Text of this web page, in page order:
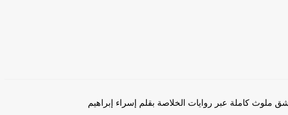
ملوث كاملة عبر روايات الخلاصة بقلم إسراء إبراهيم